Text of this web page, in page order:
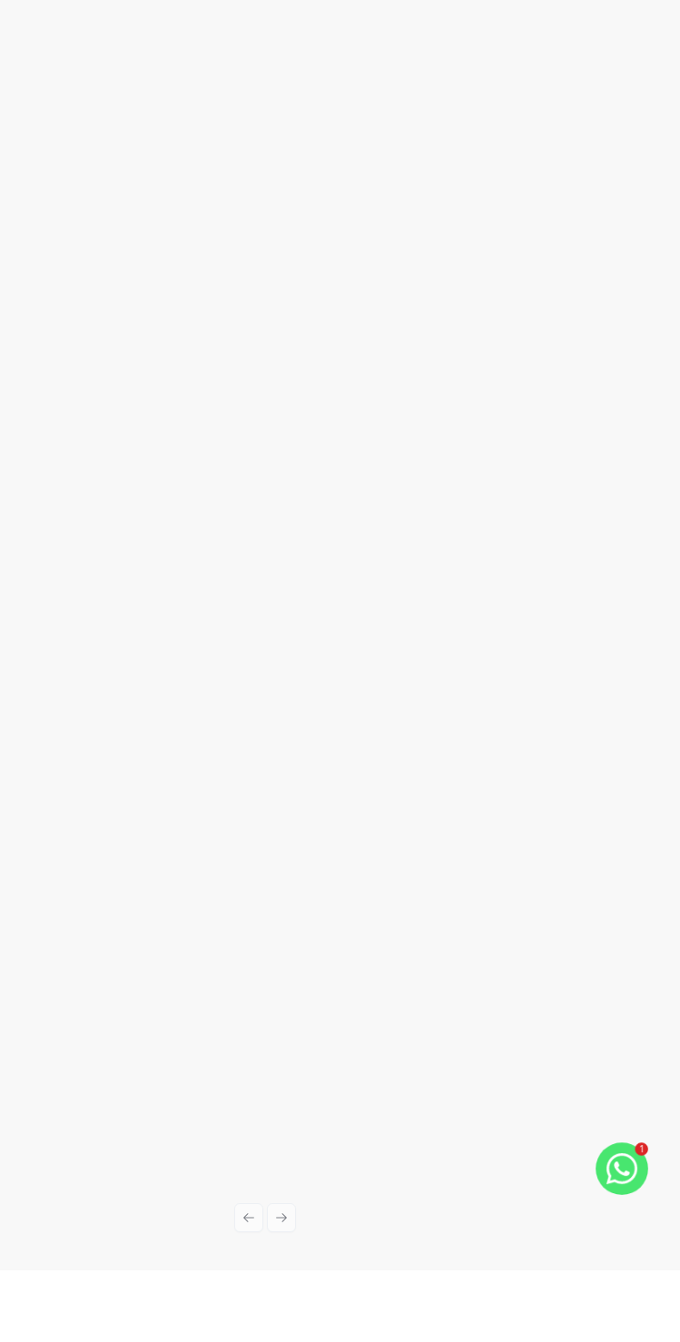
Previous slide
Next slide
1